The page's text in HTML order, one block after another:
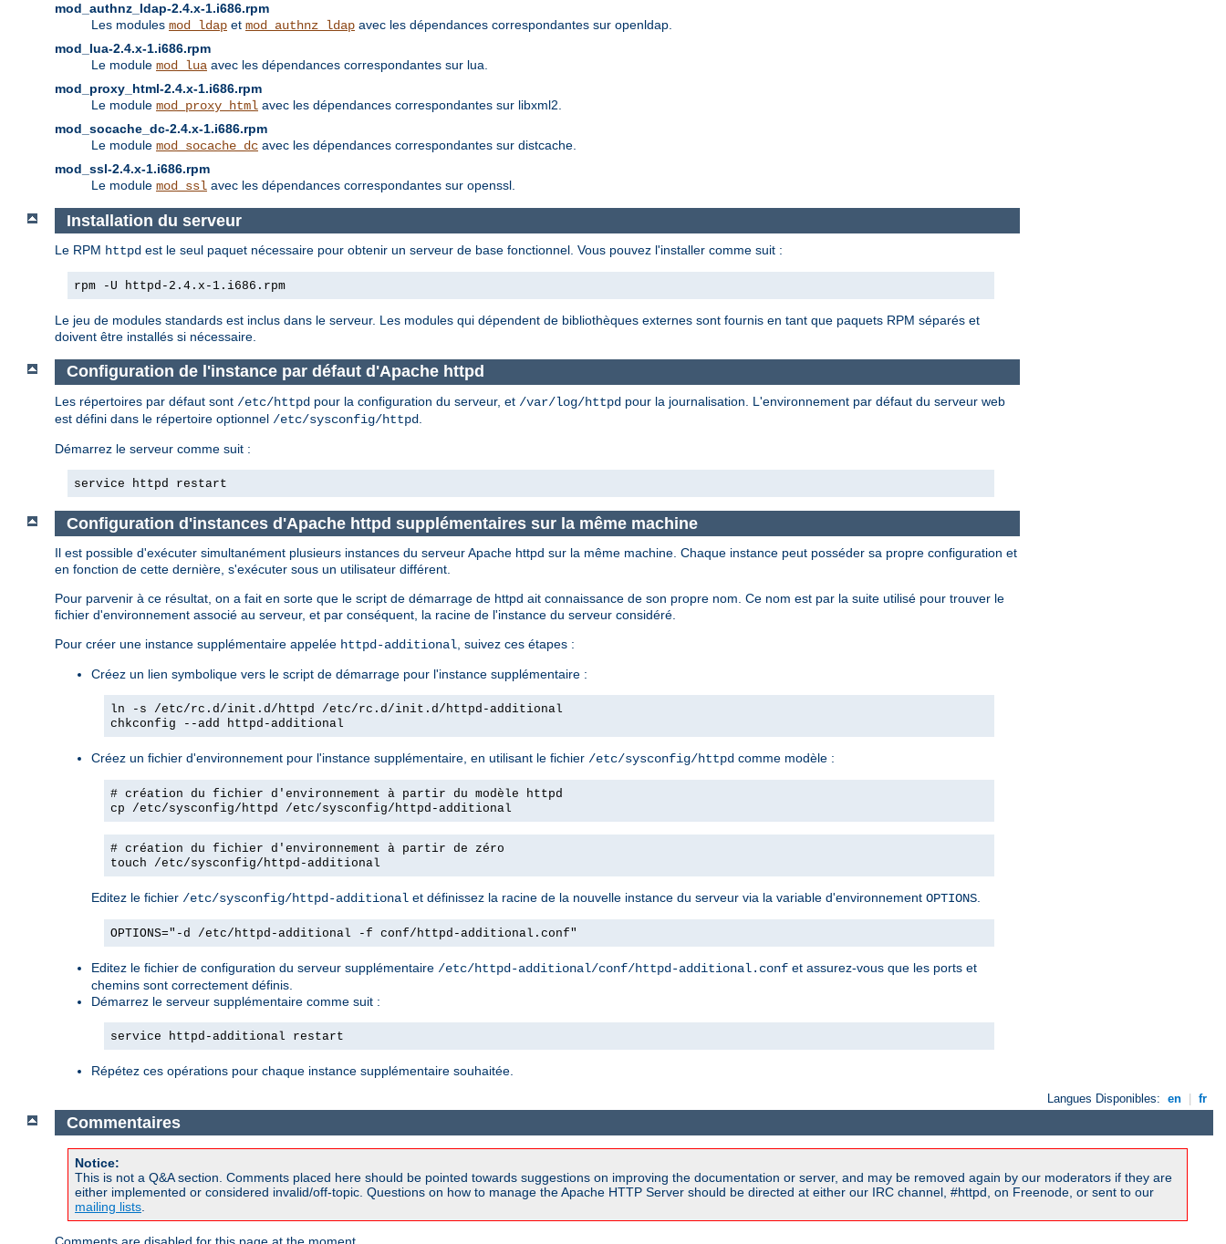
mod_authnz_ldap-2.4.x-1.i686.rpm
Les modules mod_ldap et mod_authnz_ldap avec les dépendances correspondantes sur openldap.
mod_lua-2.4.x-1.i686.rpm
Le module mod_lua avec les dépendances correspondantes sur lua.
mod_proxy_html-2.4.x-1.i686.rpm
Le module mod_proxy_html avec les dépendances correspondantes sur libxml2.
mod_socache_dc-2.4.x-1.i686.rpm
Le module mod_socache_dc avec les dépendances correspondantes sur distcache.
mod_ssl-2.4.x-1.i686.rpm
Le module mod_ssl avec les dépendances correspondantes sur openssl.
Installation du serveur
Le RPM httpd est le seul paquet nécessaire pour obtenir un serveur de base fonctionnel. Vous pouvez l'installer comme suit :
rpm -U httpd-2.4.x-1.i686.rpm
Le jeu de modules standards est inclus dans le serveur. Les modules qui dépendent de bibliothèques externes sont fournis en tant que paquets RPM séparés et
doivent être installés si nécessaire.
Configuration de l'instance par défaut d'Apache httpd
Les répertoires par défaut sont /etc/httpd pour la configuration du serveur, et /var/log/httpd pour la journalisation. L'environnement par défaut du serveur web
est défini dans le répertoire optionnel /etc/sysconfig/httpd
Démarrez le serveur comme suit :
service httpd restart
Configuration d'instances d'Apache httpd supplémentaires sur la même machine
Il est possible d'exécuter simultanément plusieurs instances du serveur Apache httpd sur la même machine. Chaque instance peut posséder sa propre configuration et
en fonction de cette dernière, s'exécuter sous un utilisateur différent.
Pour parvenir à ce résultat, on a fait en sorte que le script de démarrage de httpd ait connaissance de son propre nom. Ce nom est par la suite utilisé pour trouver le
fichier d'environnement associé au serveur, et par conséquent, la racine de l'instance du serveur considéré.
Pour créer une instance supplémentaire appelée httpd-additional, suivez ces étapes :
Créez un lien symbolique vers le script de démarrage pour l'instance supplémentaire :
ln -s /etc/rc.d/init.d/httpd /etc/rc.d/init.d/httpd-additional
chkconfig --add httpd-additional
Créez un fichier d'environnement pour l'instance supplémentaire, en utilisant le fichier /etc/sysconfig/httpd comme modèle :
# création du fichier d'environnement à partir du modèle httpd
cp /etc/sysconfig/httpd /etc/sysconfig/httpd-additional
# création du fichier d'environnement à partir de zéro
touch /etc/sysconfig/httpd-additional
Editez le fichier /etc/sysconfig/httpd-additional et définissez la racine de la nouvelle instance du serveur via la variable d'environnement OPTIONS.
OPTIONS="-d /etc/httpd-additional -f conf/httpd-additional.conf"
Editez le fichier de configuration du serveur supplémentaire /etc/httpd-additional/conf/httpd-additional.conf et assurez-vous que les ports et
chemins sont correctement définis.
Démarrez le serveur supplémentaire comme suit :
service httpd-additional restart
Répétez ces opérations pour chaque instance supplémentaire souhaitée.
Langues Disponibles: en fr
Commentaires
Notice:
This is not a Q&A section. Comments placed here should be pointed towards suggestions on improving the documentation or server, and may be removed again by our moderators if they are
either implemented or considered invalid/off-topic. Questions on how to manage the Apache HTTP Server should be directed at either our IRC channel, #httpd, on Freenode, or sent to our
mailing lists.